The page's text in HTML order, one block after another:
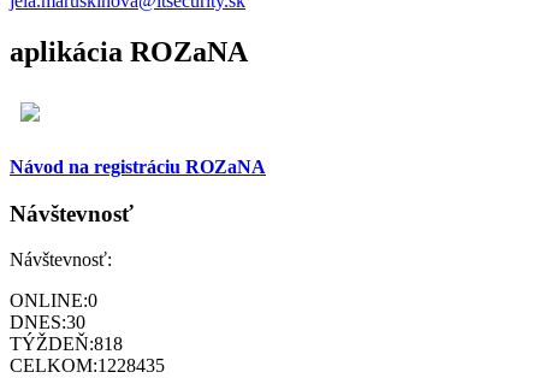
aplikácia ROZaNA
Návod na registráciu ROZaNA
Návštevnosť
Návštevnosť:
ONLINE:0
DNES:30
TÝŽDEŇ:818
CELKOM:1228435